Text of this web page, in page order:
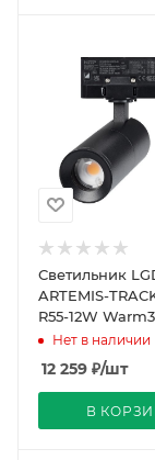
Светильник
ARTEMIS-
R55-12W
8-80 deg, 230V,
(Arlight, IP20
Нет в наличии
12 259 ₽/шт
В